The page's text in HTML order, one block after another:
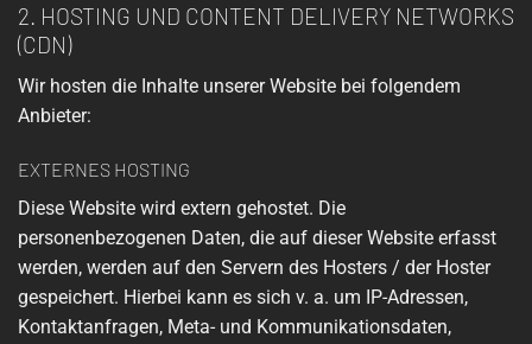
2. HOSTING UND CONTENT DELIVERY NETWORKS
(CDN)
Wir hosten die Inhalte unserer Website bei folgendem
Anbieter:
EXTERNES HOSTING
Diese Website wird extern gehostet. Die
personenbezogenen Daten, die auf dieser Website erfasst
werden, werden auf den Servern des Hosters / der Hoster
gespeichert. Hierbei kann es sich v. a. um IP-Adressen,
Kontaktanfragen, Meta- und Kommunikationsdaten,